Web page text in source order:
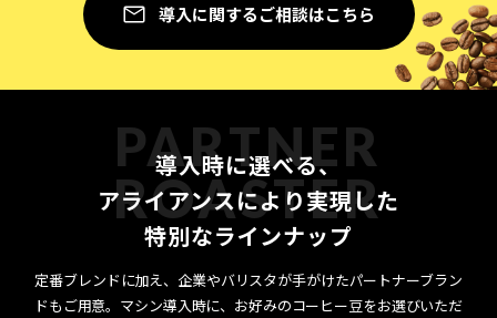
導入に関するご相談はこちら
PARTNER
ROASTER
導入時に選べる、
アライアンスにより実現した
特別なラインナップ
定番ブレンドに加え、企業やバリスタが手がけたパートナーブラン
ドもご用意。 マシン導入時に、お好みのコーヒー豆をお選びいただ